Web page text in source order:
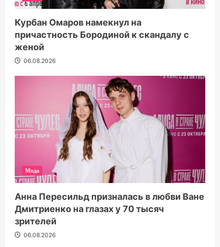
Курбан Омаров намекнул на
причастность Бородиной к скандалу с
женой
06.08.2026
Мода
Анна Пересильд призналась в любви Ване
Дмитриенко на глазах у 70 тысяч
зрителей
06.08.2026